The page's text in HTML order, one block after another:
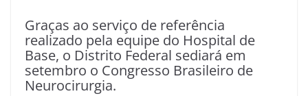
Graças ao serviço de referência
realizado pela equipe do Hospital de
Base, o Distrito Federal sediará em
setembro o Congresso Brasileiro de
Neurocirurgia.